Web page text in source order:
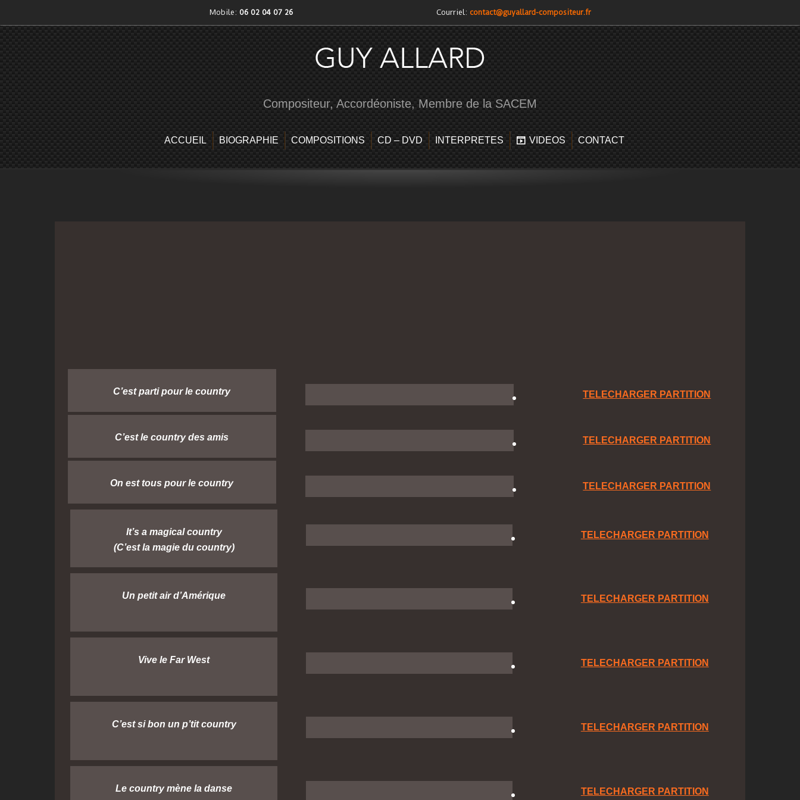
Compositeur, Accordéoniste, Membre de la SACEM
ACCUEIL BIOGRAPHIE COMPOSITIONS CD – DVD INTERPRETES VIDEOS CONTACT
C’est parti pour le country TELECHARGER PARTITION
C’est le country des amis TELECHARGER PARTITION
On est tous pour le country TELECHARGER PARTITION
It’s a magical country
(C’est la magie du country)
TELECHARGER PARTITION
Un petit air d’Amérique TELECHARGER PARTITION
Vive le Far West TELECHARGER PARTITION
C’est si bon un p’tit country TELECHARGER PARTITION
Le country mène la danse TELECHARGER PARTITION
Mobile: 06 02 04 07 26 Courriel: contact@guyallard-compositeur.fr